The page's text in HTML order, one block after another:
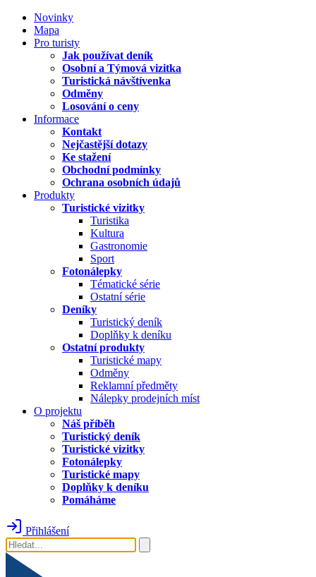
Novinky
Mapa
Pro turisty
Jak používat deník
Osobní a Týmová vizitka
Turistická návštívenka
Odměny
Losování o ceny
Informace
Kontakt
Nejčastější dotazy
Ke stažení
Obchodní podmínky
Ochrana osobních údajů
Produkty
Turistické vizitky
Turistika
Kultura
Gastronomie
Sport
Fotonálepky
Tématické série
Ostatní série
Deníky
Turistický deník
Doplňky k deníku
Ostatní produkty
Turistické mapy
Odměny
Reklamní předměty
Nálepky prodejních míst
O projektu
Náš příběh
Turistický deník
Turistické vizitky
Fotonálepky
Turistické mapy
Doplňky k deníku
Pomáháme
Přihlášení